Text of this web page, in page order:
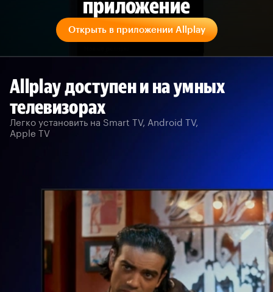
приложение
Открыть в приложении Allplay
Allplay доступен и на умных
телевизорах
Легко установить на Smart TV, Android TV,
Apple TV